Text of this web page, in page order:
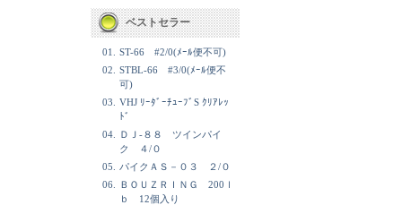
ベストセラー
01.
ST-66 #2/0(ﾒｰﾙ便不可)
02.
STBL-66 #3/0(ﾒｰﾙ便不
可)
03.
VHJ ﾘｰﾀﾞｰﾁｭｰﾌﾞS ｸﾘｱﾚｯ
ﾄﾞ
04.
ＤＪ-８８ ツインパイ
ク ４/０
05.
パイクＡＳ－０３ ２/０
06.
ＢＯＵＺＲＩＮＧ 200ｌ
ｂ 12個入り